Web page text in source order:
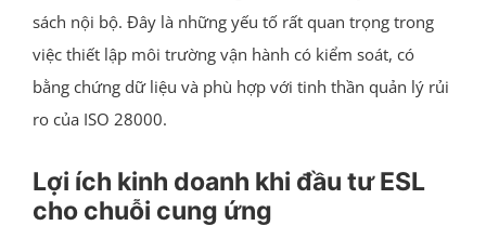
sách nội bộ. Đây là những yếu tố rất quan trọng trong
việc thiết lập môi trường vận hành có kiểm soát, có
bằng chứng dữ liệu và phù hợp với tinh thần quản lý rủi
ro của ISO 28000.
Lợi ích kinh doanh khi đầu tư ESL
cho chuỗi cung ứng